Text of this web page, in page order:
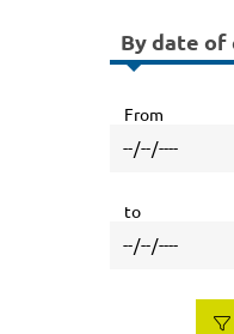
By date of
From
to